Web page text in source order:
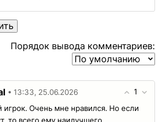
Порядок вывода комментариев:
1
• 13:33, 25.06.2026
игрок. Очень мне нравился. Но если